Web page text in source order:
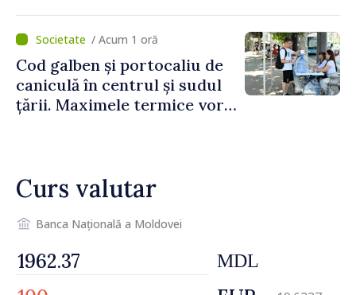
/ Acum 1 oră
Cod galben și portocaliu de
caniculă în centrul și sudul
țării. Maximele termice vor
Curs valutar
Banca Națională a Moldovei
MDL